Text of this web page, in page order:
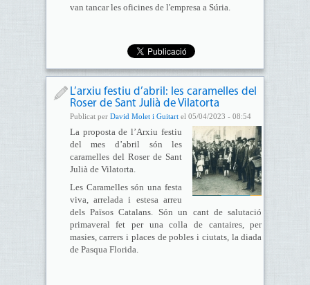
van tancar les oficines de l'empresa a Súria.
L’arxiu festiu d’abril: les caramelles del
Roser de Sant Julià de Vilatorta
Publicat per David Molet i Guitartel 05/04/2023 - 08:54
La proposta de l’Arxiu festiu
del mes d’abril són les
caramelles del Roser de Sant
Julià de Vilatorta.
Les Caramelles són una festa
viva, arrelada i estesa arreu
dels Països Catalans. Són un cant de salutació
primaveral fet per una colla de cantaires, per
masies, carrers i places de pobles i ciutats, la diada
de Pasqua Florida.